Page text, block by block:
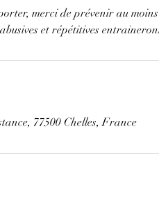
merci de prévenir au
et répétitives
77500 Chelles, France